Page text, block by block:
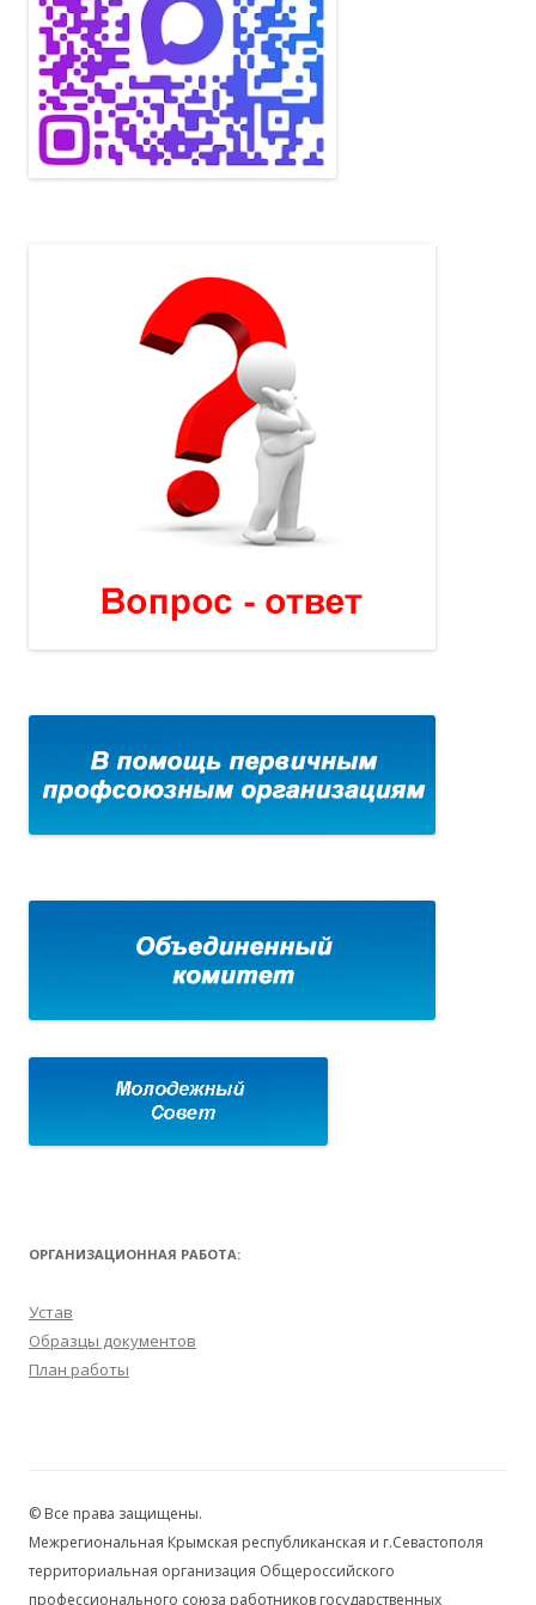
ОРГАНИЗАЦИОННАЯ РАБОТА:
Устав
Образцы документов
План работы
© Все права защищены.
Межрегиональная Крымская республиканская и г.Севастополя
территориальная организация Общероссийского
профессионального союза работников государственных